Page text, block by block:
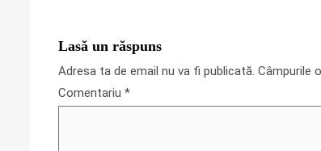
Lasă un răspuns
Adresa ta de email nu va fi publicată. Câmpurile
Comentariu *